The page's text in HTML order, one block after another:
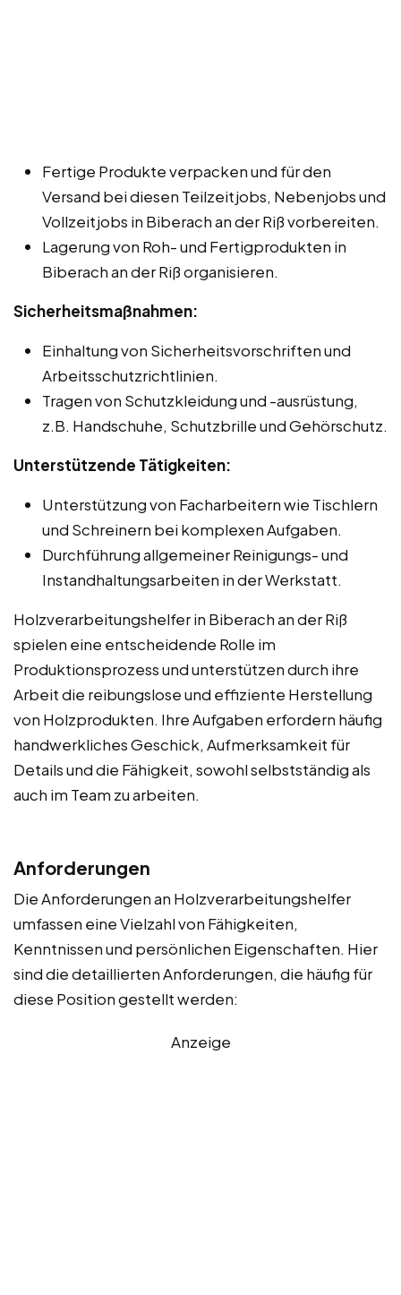
Fertige Produkte verpacken und für den
Versand bei diesen Teilzeitjobs, Nebenjobs und
Vollzeitjobs in Biberach an der Riß vorbereiten.
Lagerung von Roh- und Fertigprodukten in
Biberach an der Riß organisieren.
Sicherheitsmaßnahmen:
Einhaltung von Sicherheitsvorschriften und
Arbeitsschutzrichtlinien.
Tragen von Schutzkleidung und -ausrüstung,
z.B. Handschuhe, Schutzbrille und Gehörschutz.
Unterstützende Tätigkeiten:
Unterstützung von Facharbeitern wie Tischlern
und Schreinern bei komplexen Aufgaben.
Durchführung allgemeiner Reinigungs- und
Instandhaltungsarbeiten in der Werkstatt.
Holzverarbeitungshelfer in Biberach an der Riß
spielen eine entscheidende Rolle im
Produktionsprozess und unterstützen durch ihre
Arbeit die reibungslose und effiziente Herstellung
von Holzprodukten. Ihre Aufgaben erfordern häufig
handwerkliches Geschick, Aufmerksamkeit für
Details und die Fähigkeit, sowohl selbstständig als
auch im Team zu arbeiten.
Anforderungen
Die Anforderungen an Holzverarbeitungshelfer
umfassen eine Vielzahl von Fähigkeiten,
Kenntnissen und persönlichen Eigenschaften. Hier
sind die detaillierten Anforderungen, die häufig für
diese Position gestellt werden:
Anzeige